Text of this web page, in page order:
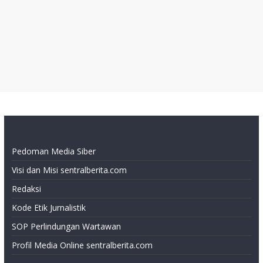
Pedoman Media Siber
Visi dan Misi sentralberita.com
Redaksi
Kode Etik Jurnalistik
SOP Perlindungan Wartawan
Profil Media Online sentralberita.com